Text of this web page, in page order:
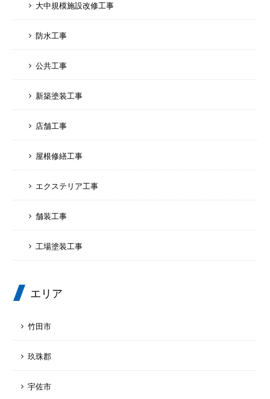
大中規模施設改修工事
防水工事
公共工事
新築塗装工事
店舗工事
屋根修繕工事
エクステリア工事
舗装工事
工場塗装工事
エリア
竹田市
玖珠郡
宇佐市